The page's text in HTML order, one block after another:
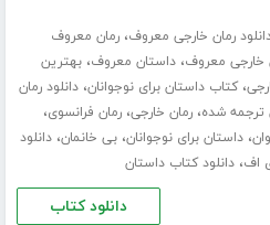
رمان خارجی معروف،رمان معروف
خارجی معروف،داستان معروف،بهترین
،کتاب داستان برای نوجوانان،دانلود رمان
ترجمه شده،رمان خارجی،رمان فرانسوی،
،داستان برای نوجوانان،بی خانمان،دانلود
اف،دانلود کتاب داستان
دانلود کتاب